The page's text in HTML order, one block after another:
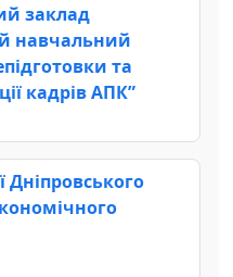
заклад
навчальний
та
кадрів АПК”
Дніпровського